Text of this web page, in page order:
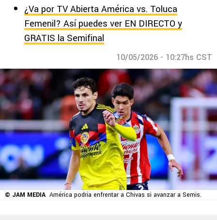
¿Va por TV Abierta América vs. Toluca
Femenil? Así puedes ver EN DIRECTO y
GRATIS la Semifinal
10/05/2026 - 10:27hs CST
© JAM MEDIA América podría enfrentar a Chivas si avanzar a Semis.